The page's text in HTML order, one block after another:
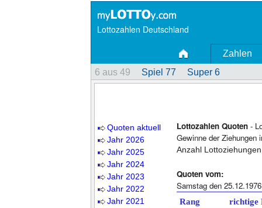
Lottozahlen Deutschland
Zahlen
6 aus 49
Spiel 77 Super 6
Quoten aktuell
Jahr 2026
Jahr 2025
Jahr 2024
Jahr 2023
Jahr 2022
Jahr 2021
Lottozahlen Quoten -
Gewinne der Ziehungen
Anzahl
Quoten vom:
Samstag den 25.12.1976
Rang richtige